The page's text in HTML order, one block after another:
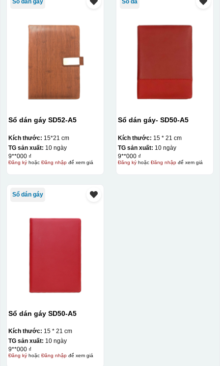
Sổ dán gáy
Sổ dán gáy SD52-A5
Kích thước: 15*21 cm
TG sản xuất: 10 ngày
9**000 ₫
Đăng kýhoặc Đăng nhậpđể xem giá
Sổ da
Sổ dán gáy- SD50-A5
Kích thước: 15 * 21 cm
TG sản xuất: 10 ngày
9**000 ₫
Đăng kýhoặc Đăng nhậpđể xem giá
Sổ dán gáy
Sổ dán gáy SD50-A5
Kích thước: 15 * 21 cm
TG sản xuất: 10 ngày
9**000 ₫
Đăng kýhoặc Đăng nhậpđể xem giá